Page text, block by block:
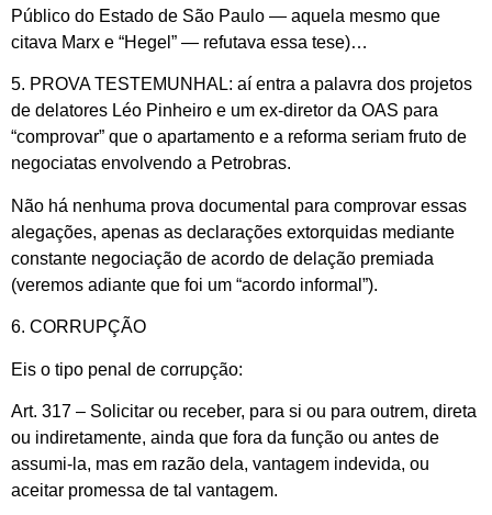
Público do Estado de São Paulo — aquela mesmo que
citava Marx e “Hegel” — refutava essa tese)…
5. PROVA TESTEMUNHAL: aí entra a palavra dos projetos
de delatores Léo Pinheiro e um ex-diretor da OAS para
“comprovar” que o apartamento e a reforma seriam fruto de
negociatas envolvendo a Petrobras.
Não há nenhuma prova documental para comprovar essas
alegações, apenas as declarações extorquidas mediante
constante negociação de acordo de delação premiada
(veremos adiante que foi um “acordo informal”).
6. CORRUPÇÃO
Eis o tipo penal de corrupção:
Art. 317 – Solicitar ou receber, para si ou para outrem, direta
ou indiretamente, ainda que fora da função ou antes de
assumi-la, mas em razão dela, vantagem indevida, ou
aceitar promessa de tal vantagem.